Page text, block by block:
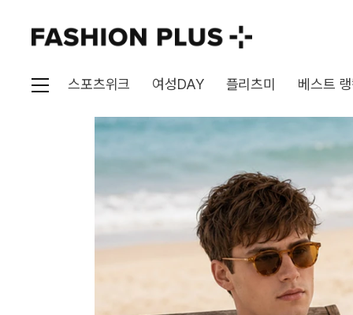
스포츠위크 여성DAY 플리츠미 베스트